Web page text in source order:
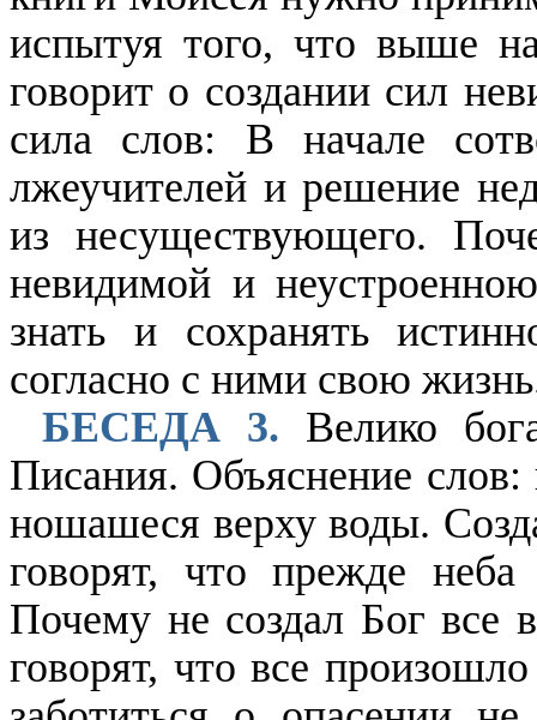
испытуя того, что выше
говорит о создании сил
сила слов: В начале
лжеучителей и решение
из несуществующего.
невидимой и
знать и сохранять
согласно с ними свою
БЕСЕДА 3. Велико
Писания. Объяснение
ношашеся верху воды.
говорят, что прежде
Почему не создал Бог все
говорят, что все